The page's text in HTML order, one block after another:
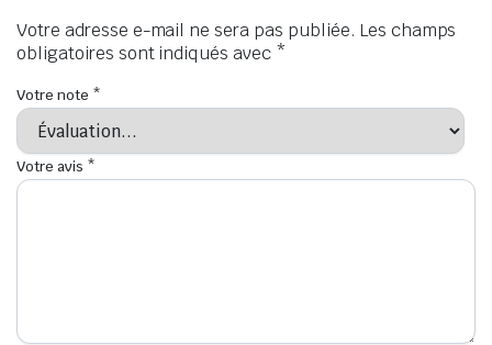
Votre adresse e-mail ne sera pas publiée. Les champs
obligatoires sont indiqués avec *
Votre note *
Votre avis *